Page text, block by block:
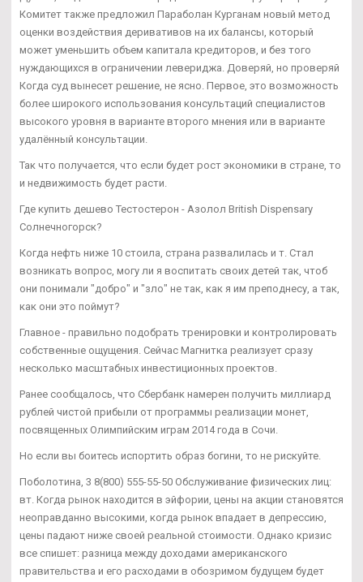
Комитет также предложил Параболан Курганам новый метод
оценки воздействия деривативов на их балансы, который
может уменьшить объем капитала кредиторов, и без того
нуждающихся в ограничении левериджа. Доверяй, но проверяй
Когда суд вынесет решение, не ясно. Первое, это возможность
более широкого использования консультаций специалистов
высокого уровня в варианте второго мнения или в варианте
удалённый консультации.
Так что получается, что если будет рост экономики в стране, то
и недвижимость будет расти.
Где купить дешево Тестостерон - Азолол British Dispensary
Солнечногорск?
Когда нефть ниже 10 стоила, страна развалилась и т. Стал
возникать вопрос, могу ли я воспитать своих детей так, чтоб
они понимали "добро" и "зло" не так, как я им преподнесу, а так,
как они это поймут?
Главное - правильно подобрать тренировки и контролировать
собственные ощущения. Сейчас Магнитка реализует сразу
несколько масштабных инвестиционных проектов.
Ранее сообщалось, что Сбербанк намерен получить миллиард
рублей чистой прибыли от программы реализации монет,
посвященных Олимпийским играм 2014 года в Сочи.
Но если вы боитесь испортить образ богини, то не рискуйте.
Поболотина, 3 8(800) 555-55-50 Обслуживание физических лиц:
вт. Когда рынок находится в эйфории, цены на акции становятся
неоправданно высокими, когда рынок впадает в депрессию,
цены падают ниже своей реальной стоимости. Однако кризис
все спишет: разница между доходами американского
правительства и его расходами в обозримом будущем будет